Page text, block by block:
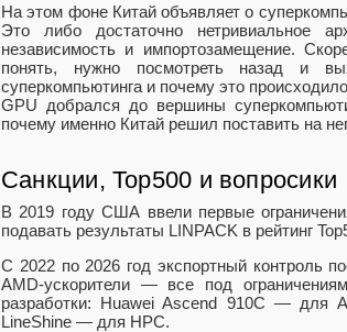
На этом фоне Китай объявляет о
Это либо достаточно нетривиальное
независимость и импортозамещение.
понять, нужно посмотреть назад и
суперкомпьютинга и почему это
GPU добрался до вершины
почему именно Китай решил поставить на
Санкции, Top500 и вопросики
В 2019 году США ввели первые
подавать результаты LINPACK в рейтинг
С 2022 по 2026 год экспортный контроль
AMD-ускорители — все под
разработки: Huawei Ascend 910C — для
LineShine — для HPC.